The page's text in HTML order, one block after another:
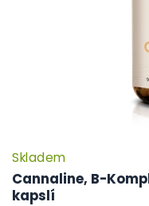
Cannaline, B-
kapslí
Skladem